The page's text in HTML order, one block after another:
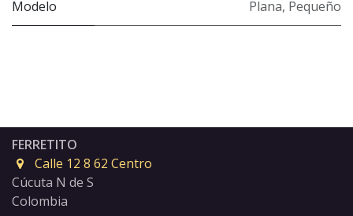
Modelo Plana, Pequeño
FERRETITO
Calle 12 8 62 Centro
Cúcuta N de S
Colombia